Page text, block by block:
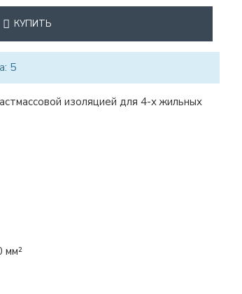
КУПИТЬ
5
изоляцией для 4-х жильных
мм²